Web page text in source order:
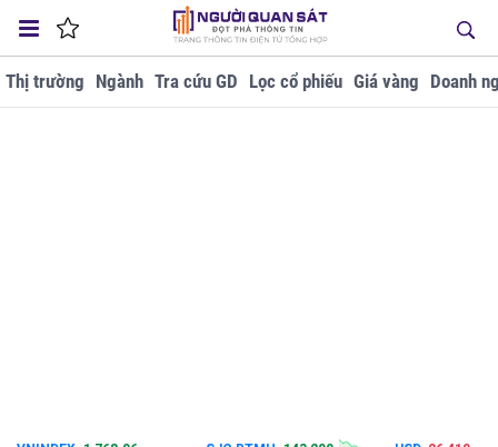
Thị trường Ngành Tra cứu GD Lọc cổ phiếu Giá vàng Doanh